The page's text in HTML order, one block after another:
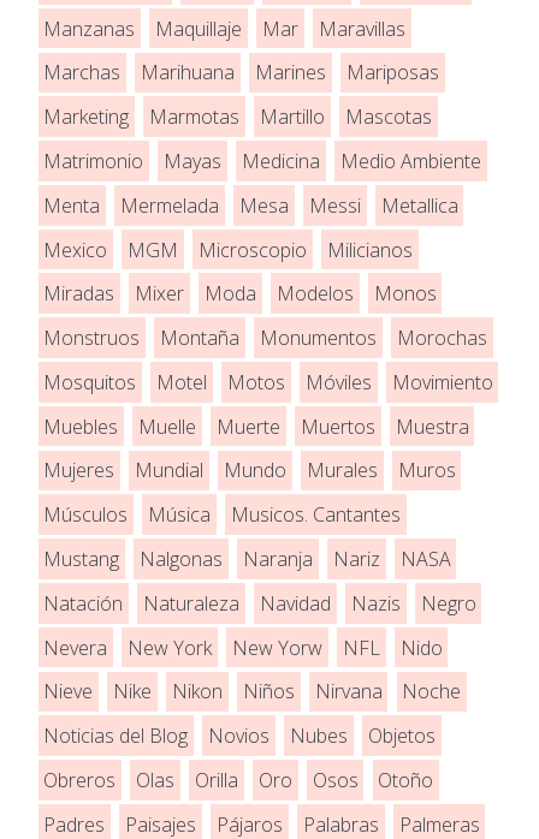
Manzanas Maquillaje Mar
Maravillas
Marchas
Marihuana Marines
Mariposas
Marketing
Marmotas Martillo
Mascotas
Matrimonio
Mayas Medicina
Medio Ambiente
Menta
Mermelada Mesa Messi
Metallica
Mexico
MGM Microscopio
Milicianos
Miradas
Mixer Moda Modelos
Monos
Monstruos
Montaña Monumentos
Morochas
Mosquitos
Motel Motos Móviles
Movimiento
Muebles
Muelle Muerte Muertos
Muestra
Mujeres
Mundial Mundo Murales
Muros
Músculos
Música
Musicos. Cantantes
Mustang
Nalgonas Naranja Nariz
NASA
Natación
Naturaleza Navidad Nazis
Negro
Nevera
New York New Yorw NFL
Nido
Nieve
Nike Nikon Niños Nirvana
Noche
Noticias del Blog
Novios Nubes
Objetos
Obreros
Olas Orilla Oro Osos
Otoño
Padres
Paisajes Pájaros Palabras
Palmeras